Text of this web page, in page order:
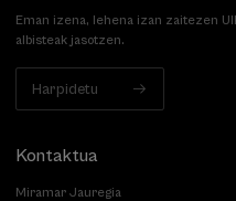
Eman izena, lehena izan zaitezen
albisteak jasotzen.
Harpidetu
Kontaktua
Miramar Jauregia